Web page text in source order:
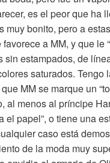
es el peor que ha
muy bonito, pero a
a MM, y que le
sin estampados, de
saturados. Tengo
MM se marque un
al menos al príncipe
el papel”, o tiene una
caso está
de la moda muy